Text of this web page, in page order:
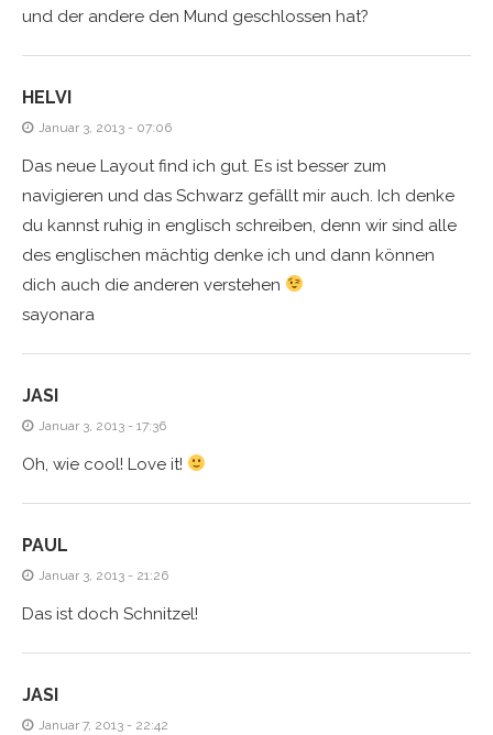
und der andere den Mund geschlossen hat?
HELVI
Januar 3, 2013 - 07:06
Das neue Layout find ich gut. Es ist besser zum
navigieren und das Schwarz gefällt mir auch. Ich denke
du kannst ruhig in englisch schreiben, denn wir sind alle
des englischen mächtig denke ich und dann können
dich auch die anderen verstehen
sayonara
JASI
Januar 3, 2013 - 17:36
Oh, wie cool! Love it!
PAUL
Januar 3, 2013 - 21:26
Das ist doch Schnitzel!
JASI
Januar 7, 2013 - 22:42